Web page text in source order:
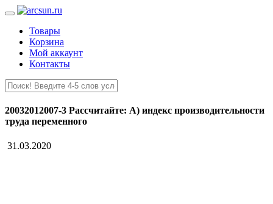
Товары
Корзина
Мой аккаунт
Контакты
20032012007-3 Рассчитайте: А) индекс производительности
труда переменного
31.03.2020